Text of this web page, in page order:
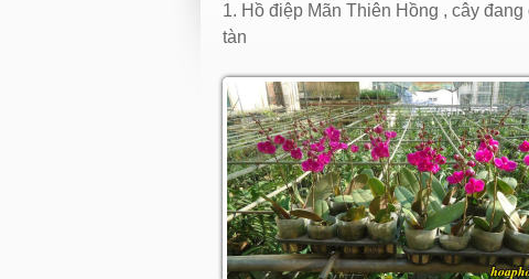
1. Hồ điệp Mãn Thiên Hồng , cây
tàn